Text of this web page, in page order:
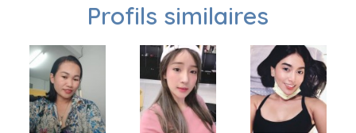
Profils similaires